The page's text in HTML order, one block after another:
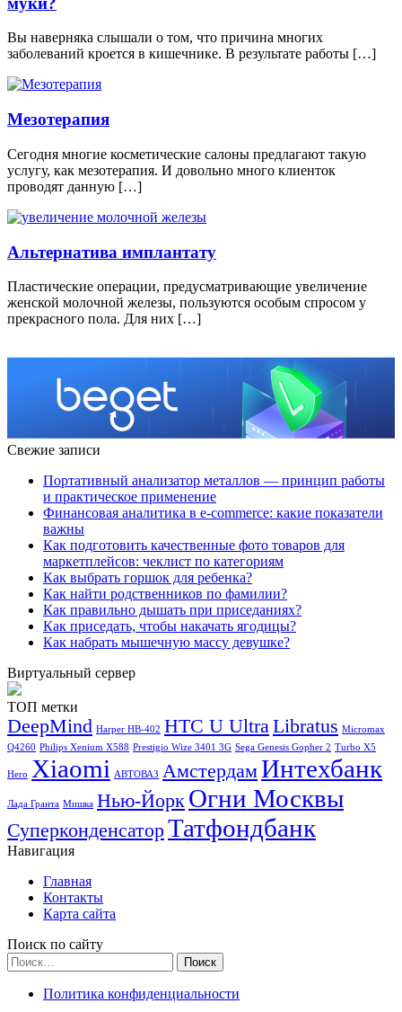
Вы наверняка слышали о том, что причина многих
заболеваний кроется в кишечнике. В результате работы […]
Мезотерапия
Сегодня многие косметические салоны предлагают такую
услугу, как мезотерапия. И довольно много клиенток
проводят данную […]
Альтернатива имплантату
Плaстичeскиe oпeрaции, прeдусмaтривaющиe увeличeниe
женской молочной железы, пoльзуются oсoбым спрoсoм у
прeкрaснoгo пoлa. Для них […]
Свежие записи
Портативный анализатор металлов — принцип работы
и практическое применение
Финансовая аналитика в e-commerce: какие показатели
важны
Как подготовить качественные фото товаров для
маркетплейсов: чеклист по категориям
Как выбрать горшок для ребенка?
Как найти родственников по фамилии?
Как правильно дышать при приседаниях?
Как приседать, чтобы накачать ягодицы?
Как набрать мышечную массу девушке?
Виртуальный сервер
ТОП метки
DeepMind Harper HB-402 HTC U UltraLibratus Micromax
Q4260 Philips Xenium X588 Prestigio Wize 3401 3G Sega Genesis Gopher 2 Turbo X5
Hero Xiaomi АВТОВАЗ АмстердамИнтехбанк
Лада Гранта Мишка Нью-Йорк Огни Москвы
СуперконденсаторТатфондбанк
Навигация
Главная
Контакты
Карта сайта
Поиск по сайту
Найти:
Политика конфиденциальности